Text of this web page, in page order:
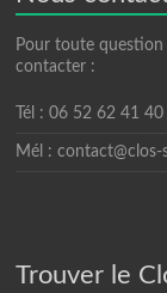
Pour toute question
contacter :
Tél : 06 52 62 41 40
Mél : contact@clos-
Trouver le